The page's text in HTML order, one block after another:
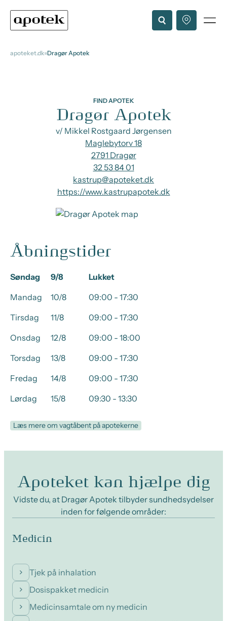
apoteket.dk Dragør Apotek
FIND APOTEK
Dragør Apotek
v/ Mikkel Rostgaard Jørgensen
Maglebytorv 18
2791 Dragør
32 53 84 01
kastrup@apoteket.dk
https://www.kastrupapotek.dk
Åbningstider
Søndag 9/8
Lukket
Mandag
10/8
09:00 - 17:30
Tirsdag
11/8
09:00 - 17:30
Onsdag
12/8
09:00 - 18:00
Torsdag
13/8
09:00 - 17:30
Fredag
14/8
09:00 - 17:30
Lørdag
15/8 09:30 - 13:30
Læs mere om vagtåbent på apotekerne
Apoteket kan hjælpe dig
Vidste du, at Dragør Apotek tilbyder sundhedsydelser
inden for følgende områder:
Medicin
Tjek på inhalation
Dosispakket medicin
Medicinsamtale om ny medicin